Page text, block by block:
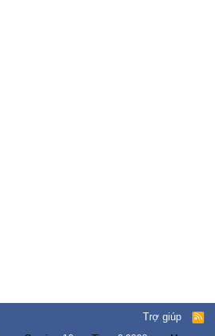
Trợ giúp
R